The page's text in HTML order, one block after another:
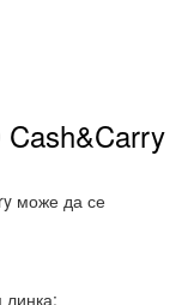
може да се
линка: